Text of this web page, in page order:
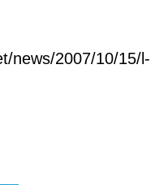
news/2007/10/15/l-